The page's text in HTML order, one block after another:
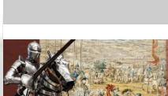
banner_grande.jpg